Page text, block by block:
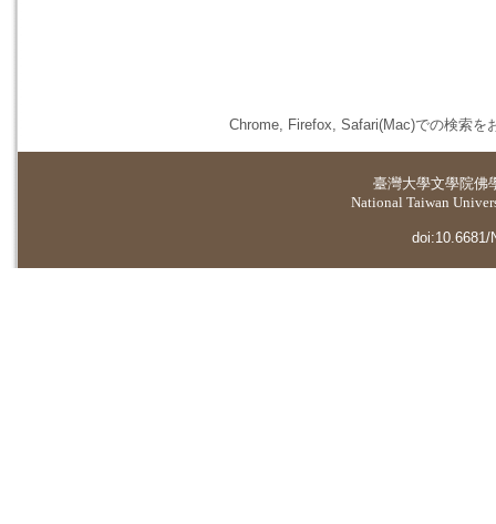
Chrome, Firefox, Safari(Mac)での検索を
臺灣大學文學院佛
National Taiwan
doi:10.6681/